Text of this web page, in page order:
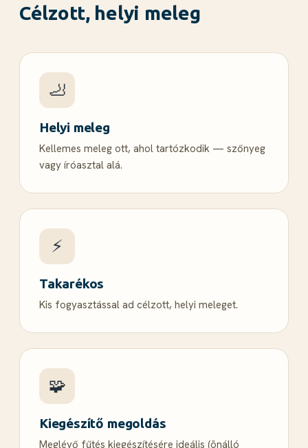
Célzott, helyi meleg
🦶
Helyi meleg
Kellemes meleg ott, ahol tartózkodik — szőnyeg
vagy íróasztal alá.
⚡
Takarékos
Kis fogyasztással ad célzott, helyi meleget.
🧩
Kiegészítő megoldás
Meglévő fűtés kiegészítésére ideális (önálló